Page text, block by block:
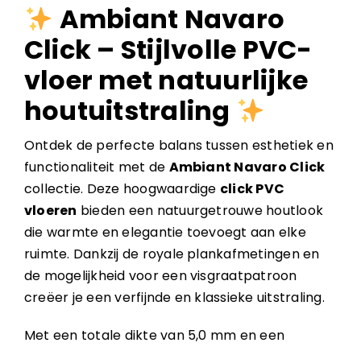
Ambiant Navaro
Click – Stijlvolle PVC-
vloer met natuurlijke
houtuitstraling
Ontdek de perfecte balans tussen esthetiek en
functionaliteit met de Ambiant Navaro Click
collectie. Deze hoogwaardige click PVC
vloeren bieden een natuurgetrouwe houtlook
die warmte en elegantie toevoegt aan elke
ruimte. Dankzij de royale plankafmetingen en
de mogelijkheid voor een visgraatpatroon
creëer je een verfijnde en klassieke uitstraling.
Met een totale dikte van 5,0 mm en een